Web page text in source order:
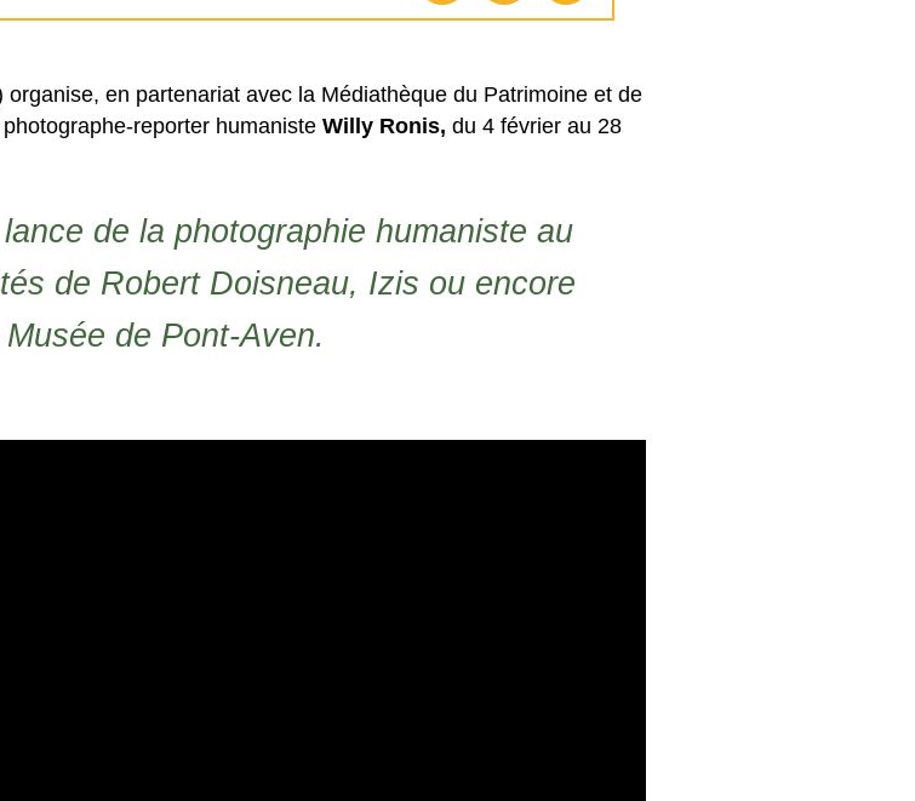
organise, en partenariat avec la Médiathèque du Patrimoine et de
reporter humaniste Willy Ronis, du 4 février au 28
de la photographie humaniste au
de Robert Doisneau, Izis ou encore
de Pont-Aven.